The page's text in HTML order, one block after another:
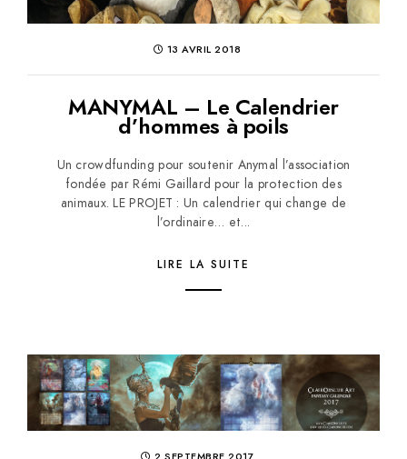
13 AVRIL 2018
MANYMAL – Le Calendrier
d’hommes à poils
Un crowdfunding pour soutenir Anymal l’association
fondée par Rémi Gaillard pour la protection des
animaux. LE PROJET : Un calendrier qui change de
l’ordinaire… et...
LIRE LA SUITE